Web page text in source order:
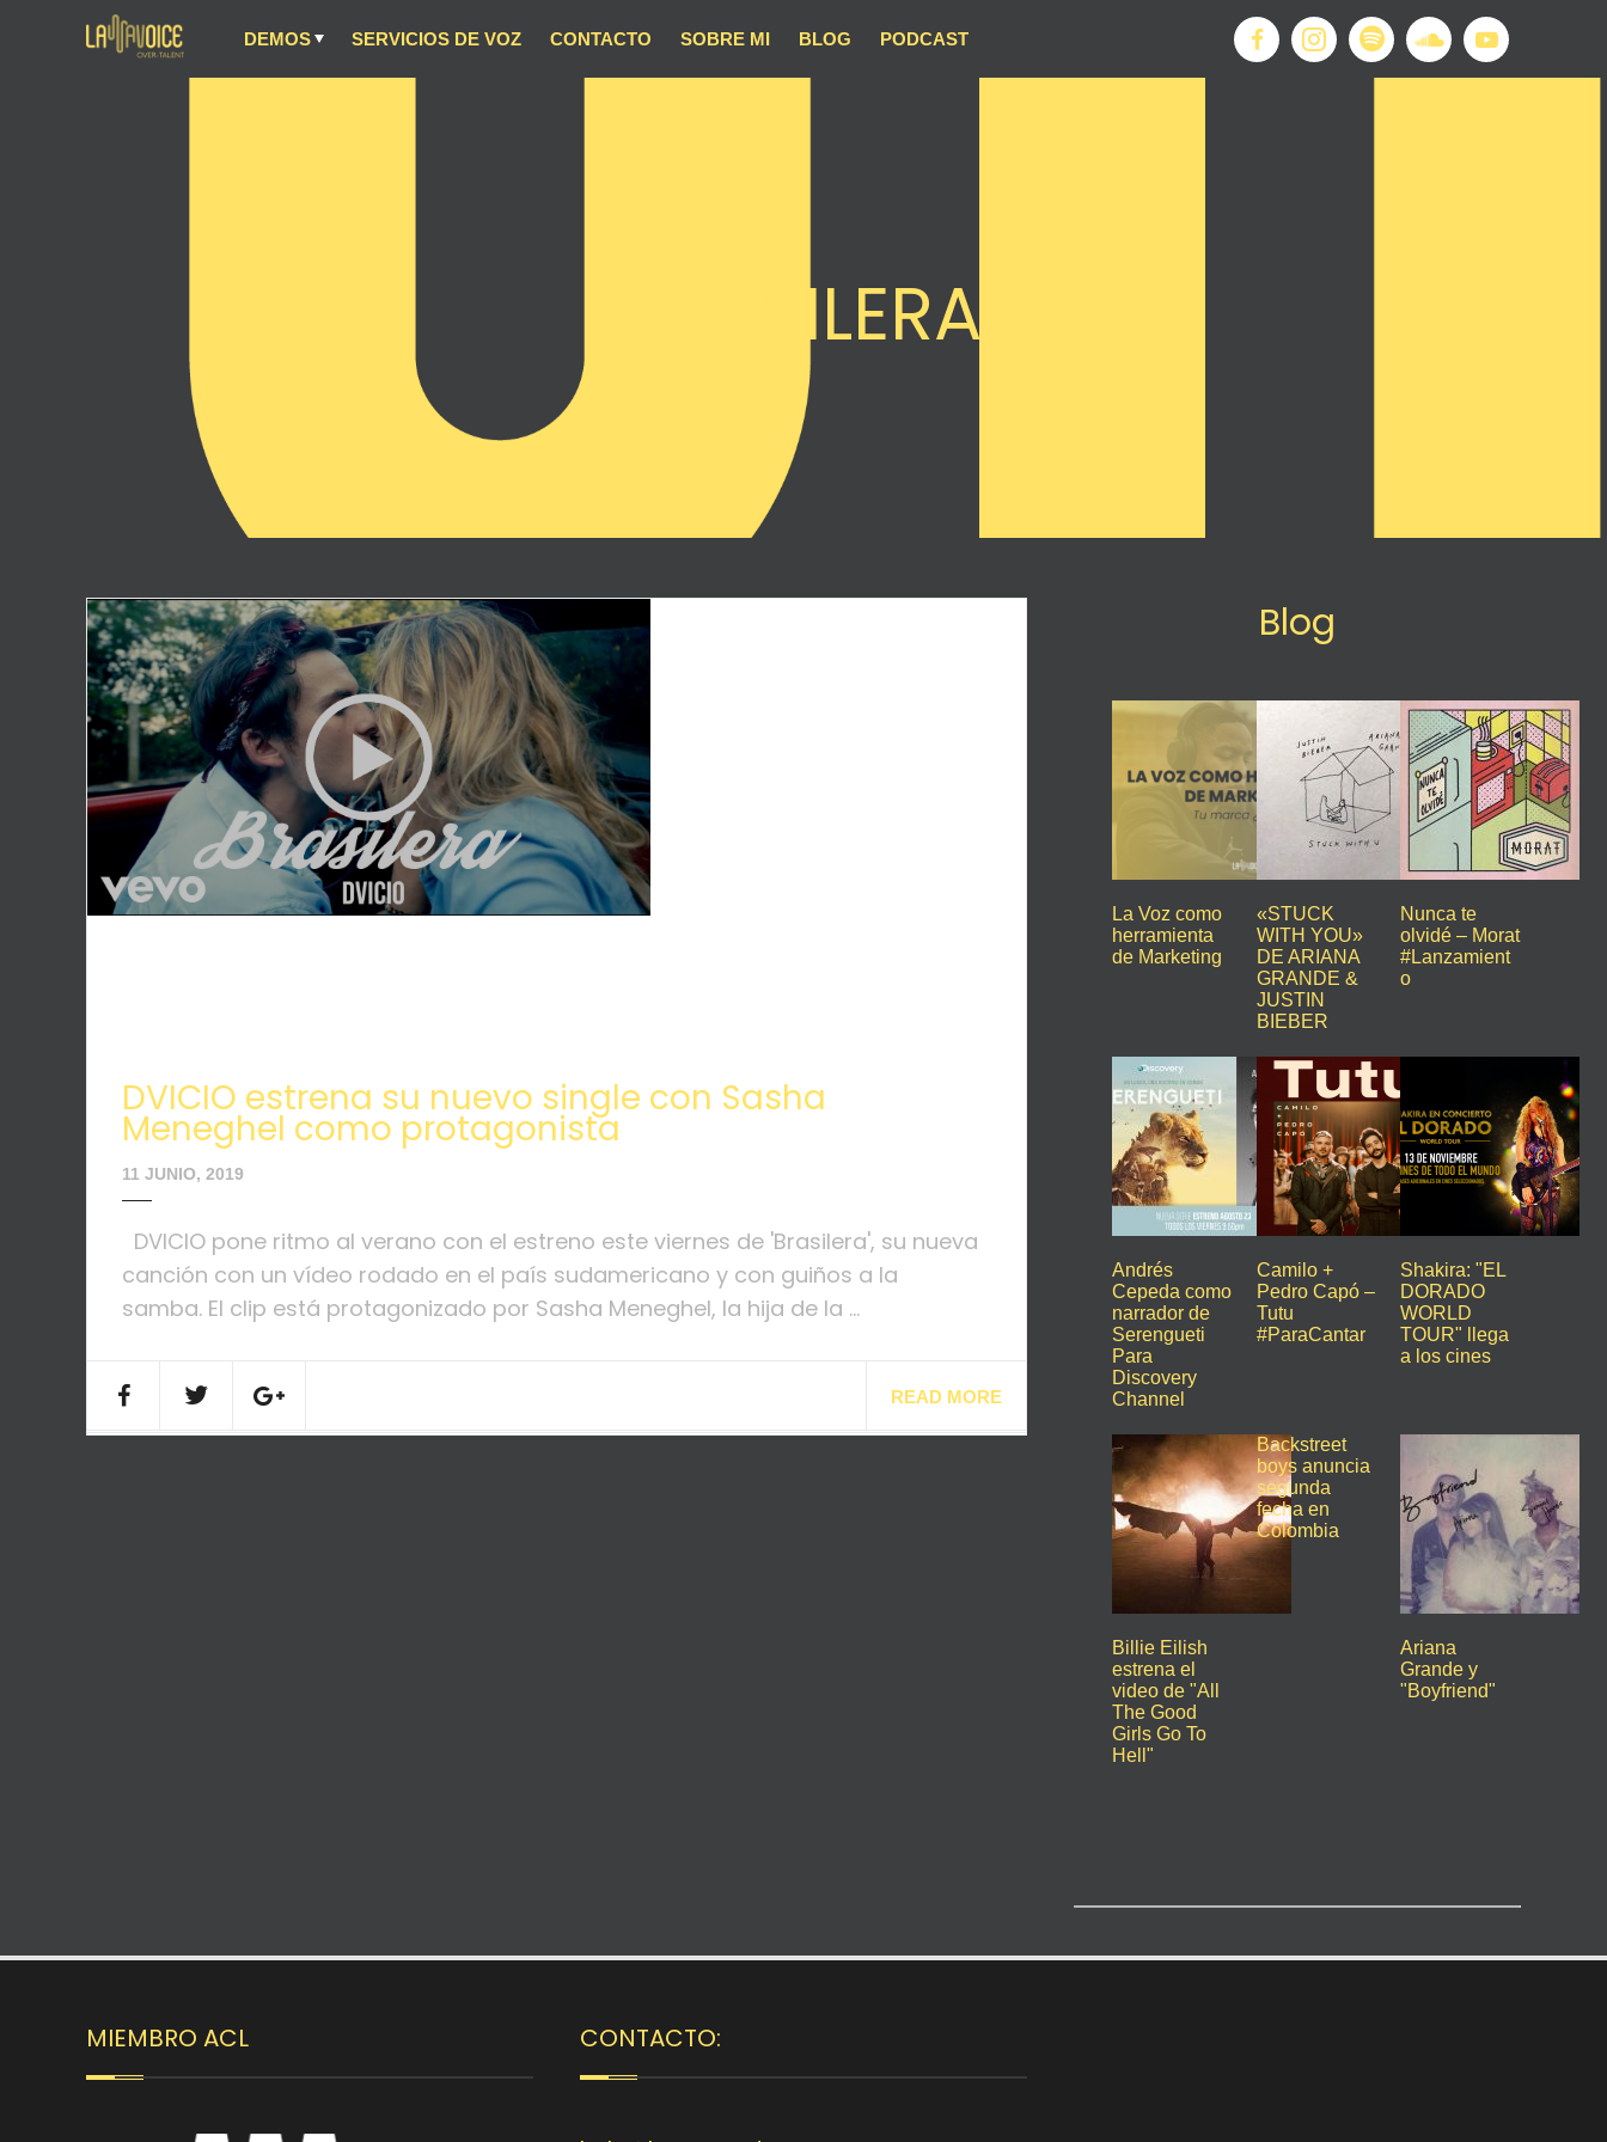
DEMOS SERVICIOS DE VOZ CONTACTO SOBRE MI BLOG PODCAST
BRASILERA
DVICIO estrena su nuevo single con Sasha
Meneghel como protagonista
11 JUNIO, 2019
DVICIO pone ritmo al verano con el estreno este viernes de 'Brasilera', su nueva
canción con un vídeo rodado en el país sudamericano y con guiños a la
samba. El clip está protagonizado por Sasha Meneghel, la hija de la ...
READ MORE
Blog
La Voz como
herramienta
de Marketing
«STUCK
WITH YOU»
DE ARIANA
GRANDE &
JUSTIN
BIEBER
Nunca te
olvidé – Morat
#Lanzamient
o
Andrés
Cepeda como
narrador de
Serengueti
Para
Discovery
Channel
Camilo +
Pedro Capó –
Tutu
#ParaCantar
Shakira: "EL
DORADO
WORLD
TOUR" llega
a los cines
Billie Eilish
estrena el
video de "All
The Good
Girls Go To
Hell"
Backstreet
boys anuncia
segunda
fecha en
Colombia
Ariana
Grande y
"Boyfriend"
MIEMBRO ACL CONTACTO: